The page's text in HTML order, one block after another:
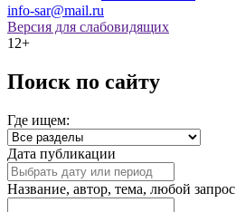
info-sar@mail.ru
Версия для слабовидящих
12+
Поиск по сайту
Где ищем:
Дата публикации
Название, автор, тема, любой запрос